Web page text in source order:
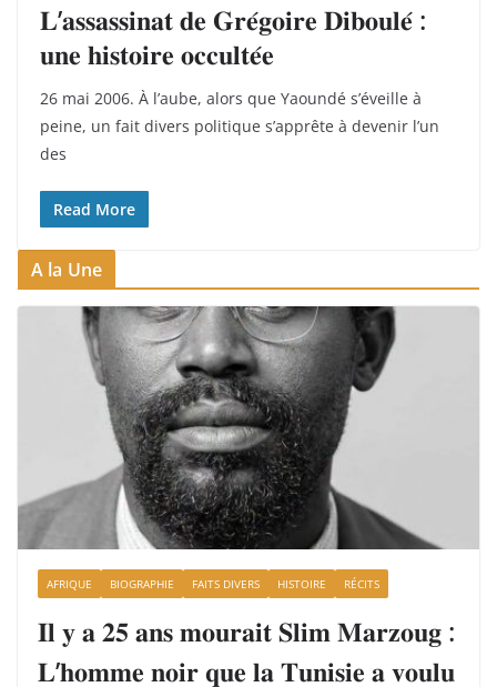
𝐋’𝐚𝐬𝐬𝐚𝐬𝐬𝐢𝐧𝐚𝐭 𝐝𝐞 𝐆𝐫𝐞́𝐠𝐨𝐢𝐫𝐞 𝐃𝐢𝐛𝐨𝐮𝐥𝐞́ :
𝐮𝐧𝐞 𝐡𝐢𝐬𝐭𝐨𝐢𝐫𝐞 𝐨𝐜𝐜𝐮𝐥𝐭𝐞́𝐞
26 mai 2006. À l’aube, alors que Yaoundé s’éveille à
peine, un fait divers politique s’apprête à devenir l’un
des
Read More
A la Une
AFRIQUE BIOGRAPHIE FAITS DIVERS HISTOIRE RÉCITS
𝐈𝐥 𝐲 𝐚 𝟐𝟓 𝐚𝐧𝐬 𝐦𝐨𝐮𝐫𝐚𝐢𝐭 𝐒𝐥𝐢𝐦 𝐌𝐚𝐫𝐳𝐨𝐮𝐠 :
𝐋’𝐡𝐨𝐦𝐦𝐞 𝐧𝐨𝐢𝐫 𝐪𝐮𝐞 𝐥𝐚 𝐓𝐮𝐧𝐢𝐬𝐢𝐞 𝐚 𝐯𝐨𝐮𝐥𝐮